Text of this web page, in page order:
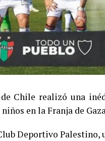
Chile realizó una
en la Franja de
Deportivo